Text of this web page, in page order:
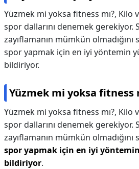
Yüzmek mi yoksa fitness mı?,
spor dallarını denemek gerekiyor.
zayıflamanın mümkün
spor yapmak için en iyi yöntemin
bildiriyor.
Yüzmek mi yoksa fitness
Yüzmek mi yoksa fitness mı?, Kilo
spor dallarını denemek gerekiyor.
zayıflamanın mümkün
spor yapmak için en iyi
bildiriyor.